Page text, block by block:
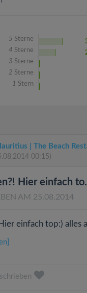
5 Sterne
4 Sterne
3 Sterne
2 Sterne
1 Stern
| The Beach
00:15)
Hier einfach
AM 25.08.2014
einfach top:) alles